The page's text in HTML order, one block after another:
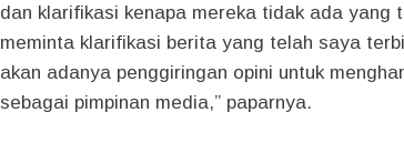
dan klarifikasi kenapa mereka tidak ada yang
meminta klarifikasi berita yang telah saya
akan adanya penggiringan opini untuk
sebagai pimpinan media,” paparnya.